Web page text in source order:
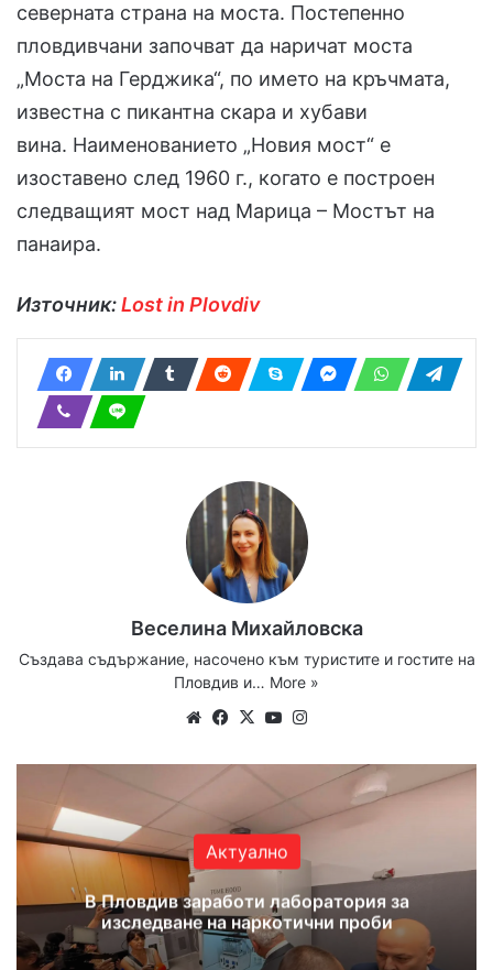
северната страна на моста. Постепенно
пловдивчани започват да наричат моста
„Моста на Герджика“, по името на кръчмата,
известна с пикантна скара и хубави
вина. Наименованието „Новия мост“ е
изоставено след 1960 г., когато е построен
следващият мост над Марица – Мостът на
панаира.
Източник:Lost in Plovdiv
Веселина Михайловска
Създава съдържание, насочено към туристите и гостите на
Пловдив и… More »
WebsiteFacebook
X YouTube
Актуално
В Пловдив заработи лаборатория за
изследване на наркотични проби